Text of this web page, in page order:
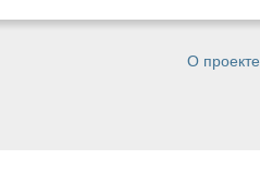
О проекте